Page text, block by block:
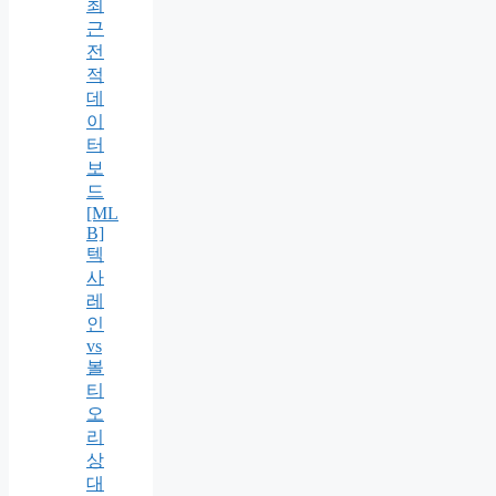
최
근
전
적
데
이
터
보
드
[ML
B]
텍
사
레
인
vs
볼
티
오
리
상
대